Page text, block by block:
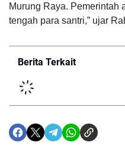
Murung Raya. Pemerintah
tengah para santri,” ujar
Berita Terkait